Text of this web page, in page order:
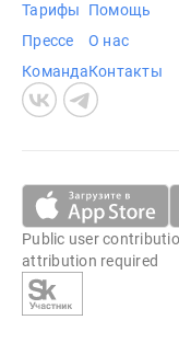
Тарифы
Прессе
Команда
Помощь
О нас
Контакты
Public user
attribution required